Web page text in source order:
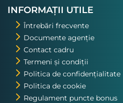
INFORMAȚII UTILE
Întrebări frecvente
Documente agenție
Contact cadru
Termeni și condiții
Politica de confidențialitate
Politica de cookie
Regulament puncte bonus